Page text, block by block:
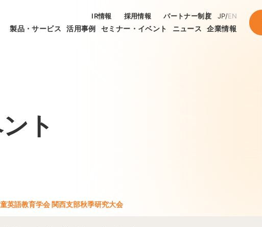
製品・サービス 活用事例 セミナー・イベント ニュース 企業情報
IR情報 採用情報 パートナー制度 JP/EN
ト
英語教育学会 関西支部秋季研究大会